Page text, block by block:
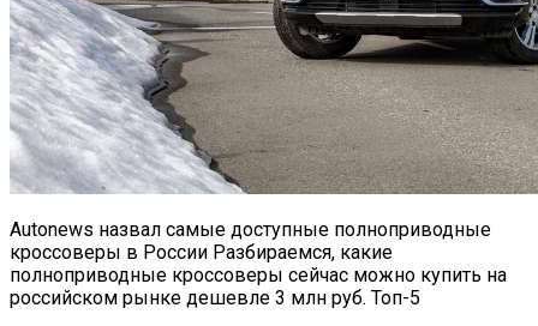
Autonews назвал самые доступные полноприводные
кроссоверы в России Разбираемся, какие
полноприводные кроссоверы сейчас можно купить на
российском рынке дешевле 3 млн руб. Топ-5